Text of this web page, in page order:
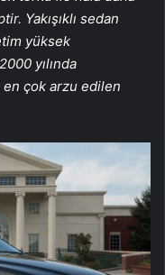
Yakışıklı sedan
yüksek
yılında
en çok arzu edilen